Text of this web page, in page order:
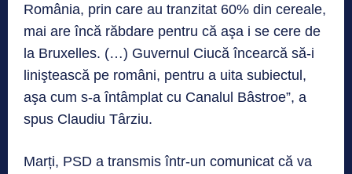
România, prin care au tranzitat 60% din cereale,
mai are încă răbdare pentru că aşa i se cere de
la Bruxelles. (…) Guvernul Ciucă încearcă să-i
liniştească pe români, pentru a uita subiectul,
aşa cum s-a întâmplat cu Canalul Bâstroe”, a
spus Claudiu Târziu.
Marți, PSD a transmis într-un comunicat că va